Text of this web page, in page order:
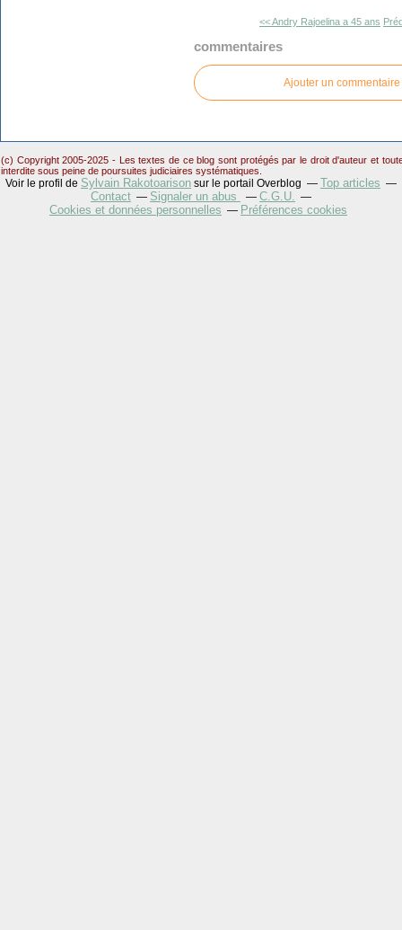
<< Andry Rajoelina a 45 ans
commentaires
Ajouter un commentaire
(c) Copyright 2005-2025 - Les textes de ce blog sont protégés par le droit d'auteur et
interdite sous peine de poursuites judiciaires systématiques.
Voir le profil de Sylvain Rakotoarison sur le portail Overblog
Top articles
Contact
Signaler un abus
C.G.U.
Cookies et données personnelles
Préférences cookies